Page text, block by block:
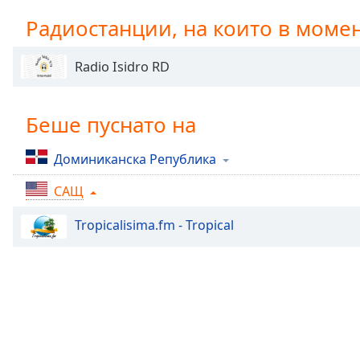
Chapters
Descriptions
off
selected
Subtitles
subtitles
settings
opens
Радиостанции, на които в
Radio Isidro RD
Беше пуснато на
Доминиканска Република
САЩ
Tropicalisima.fm - Tropical